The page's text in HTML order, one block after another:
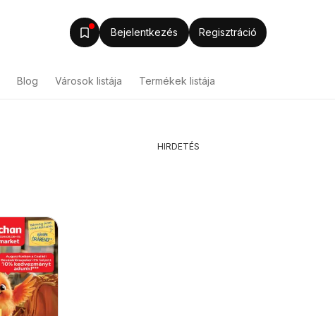
Bejelentkezés Regisztráció
Blog Városok listája Termékek listája
HIRDETÉS